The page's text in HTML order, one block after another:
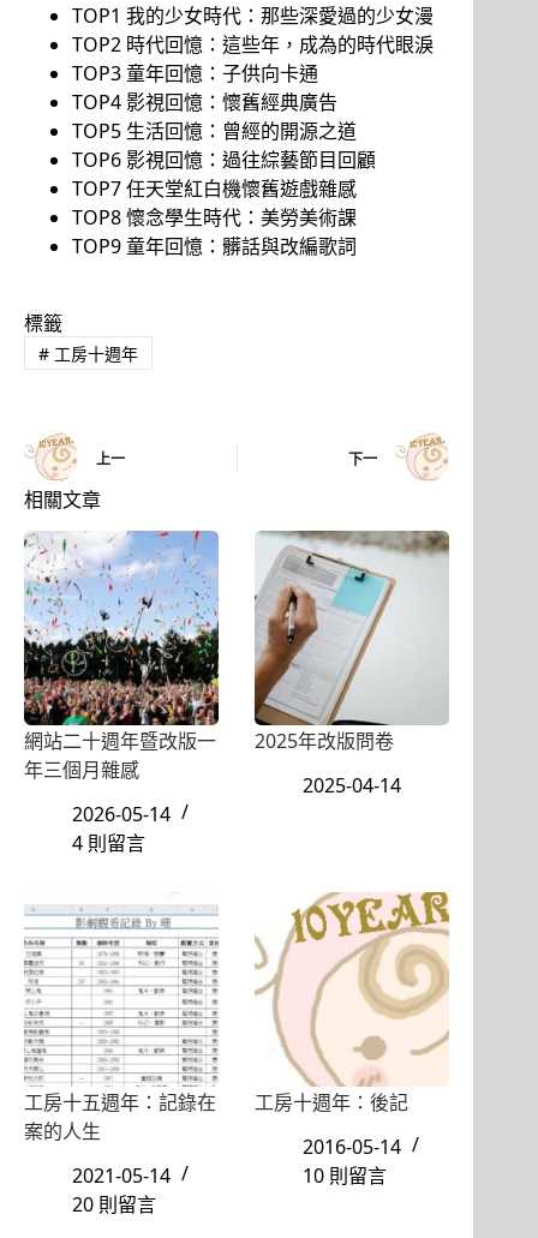
TOP1 我的少女時代：那些深愛過的少女漫
TOP2 時代回憶：這些年，成為的時代眼淚
TOP3 童年回憶：子供向卡通
TOP4 影視回憶：懷舊經典廣告
TOP5 生活回憶：曾經的開源之道
TOP6 影視回憶：過往綜藝節目回顧
TOP7 任天堂紅白機懷舊遊戲雜感
TOP8 懷念學生時代：美勞美術課
TOP9 童年回憶：髒話與改編歌詞
標籤
#工房十週年
上一 下一
相關文章
網站二十週年暨改版一
年三個月雜感
2026-05-14
4 則留言
2025年改版問卷
2025-04-14
工房十五週年：記錄在
案的人生
2021-05-14
20 則留言
工房十週年：後記
2016-05-14
10 則留言